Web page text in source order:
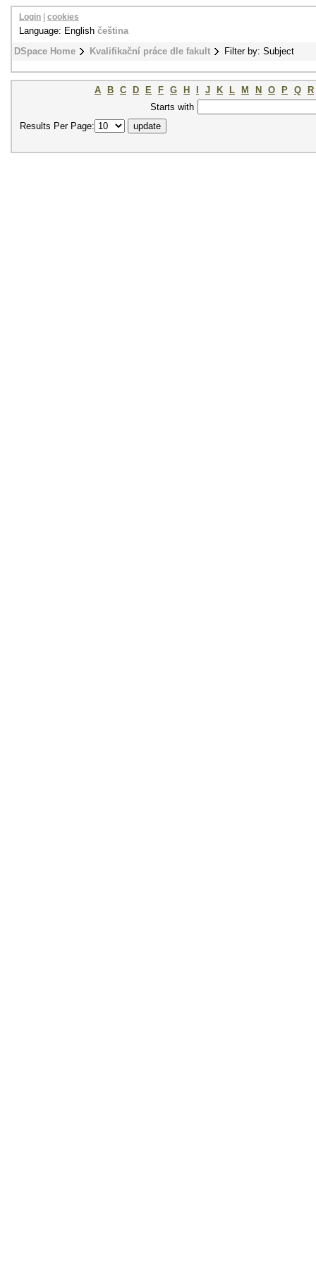
DSpace Home Kvalifikační práce dle fakult Filter by: Subject
Login cookies
Language: English čeština
A B C D E F G H J K L M N O P Q
R
Starts with
Results Per Page: